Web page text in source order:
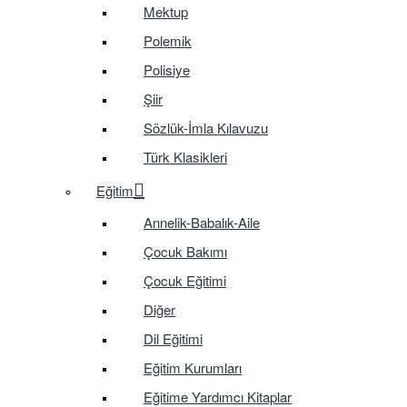
Mektup
Polemik
Polisiye
Şiir
Sözlük-İmla Kılavuzu
Türk Klasikleri
Eğitim
Annelik-Babalık-Aile
Çocuk Bakımı
Çocuk Eğitimi
Diğer
Dil Eğitimi
Eğitim Kurumları
Eğitime Yardımcı Kitaplar